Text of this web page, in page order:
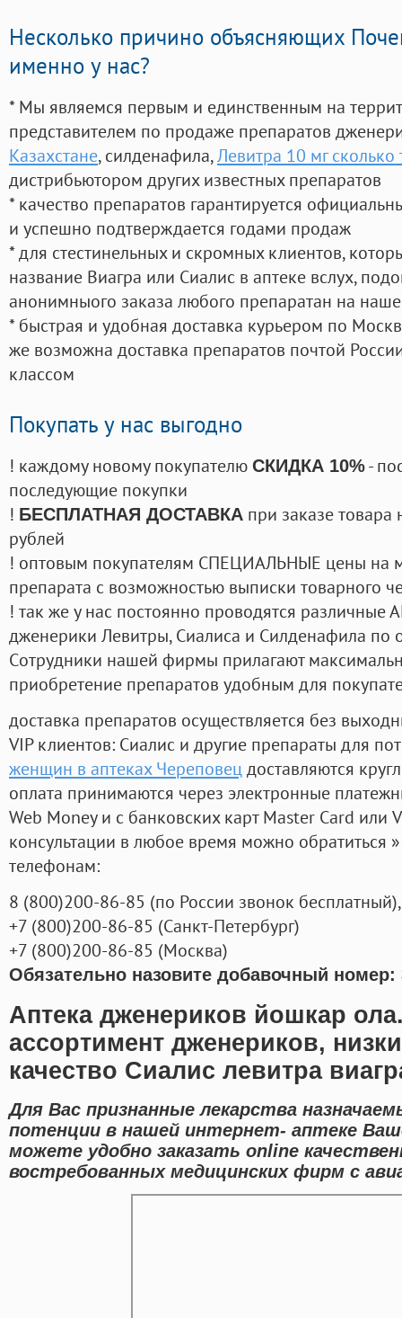
Несколько причино объясняющих
именно у нас?
* Мы являемся первым и единственным на
представителем по продаже препаратов
Казахстане, силденафила,Левитра 10 мг сколько
дистрибьютором других известных препаратов
* качество препаратов гарантируется
и успешно подтверждается годами продаж
* для стестинельных и скромных клиентов,
название Виагра или Сиалис в аптеке вслух,
анонимныого заказа любого препаратан на
* быстрая и удобная доставка курьером по
же возможна доставка препаратов почтой
классом
Покупать у нас выгодно
! каждому новому покупателю СКИДКА 10%-
последующие покупки
! БЕСПЛАТНАЯ ДОСТАВКА при заказе
рублей
! оптовым покупателям СПЕЦИАЛЬНЫЕ цены на
препарата с возможностью выписки товарного
! так же у нас постоянно проводятся
дженерики Левитры, Сиалиса и Силденафила по
Cотрудники нашей фирмы прилагают
приобретение препаратов удобным для
доставка препаратов осуществляется без
VIP клиентов: Сиалис и другие препараты для
женщин в аптеках Череповецдоставляются
оплата принимаются через электронные
Web Money и с банковских карт Master Card или
консультации в любое время можно обратиться
телефонам:
8 (800)200-86-85 (по России звонок бесплатный),
+7 (800)200-86-85 (Санкт-Петербург)
+7 (800)200-86-85 (Москва)
Обязательно назовите добавочный номер:
Аптека дженериков йошкар
ассортимент дженериков,
качество Сиалис левитра
Для Вас признанные лекарства
потенции в нашей интернет- аптеке
можете удобно заказать online
востребованных медицинских фирм с